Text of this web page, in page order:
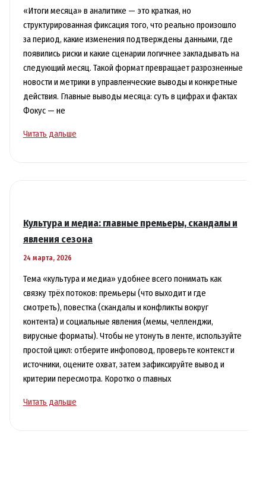
использования
«Итоги месяца» в аналитике — это краткая, но
структурированная фиксация того, что реально произошло
за период, какие изменения подтверждены данными, где
появились риски и какие сценарии логичнее закладывать на
следующий месяц. Такой формат превращает разрозненные
новости и метрики в управленческие выводы и конкретные
действия. Главные выводы месяца: суть в цифрах и фактах
Фокус — не
Итоги
куда
события
Читать дальше
Культура и медиа: главные премьеры, скандалы и
явления сезона
24 марта, 2026
Тема «культура и медиа» удобнее всего понимать как
связку трёх потоков: премьеры (что выходит и где
смотреть), повестка (скандалы и конфликты вокруг
контента) и социальные явления (мемы, челленджи,
вирусные форматы). Чтобы не утонуть в ленте, используйте
простой цикл: отберите инфоповод, проверьте контекст и
источники, оцените охват, затем зафиксируйте вывод и
критерии пересмотра. Коротко о главных
Культура
Читать дальше